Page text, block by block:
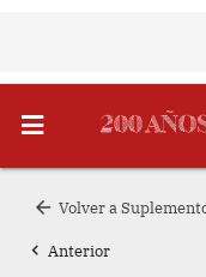
arrow_back Volver a
chevron_left Anterior